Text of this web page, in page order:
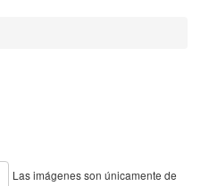
Las imágenes son únicamente de